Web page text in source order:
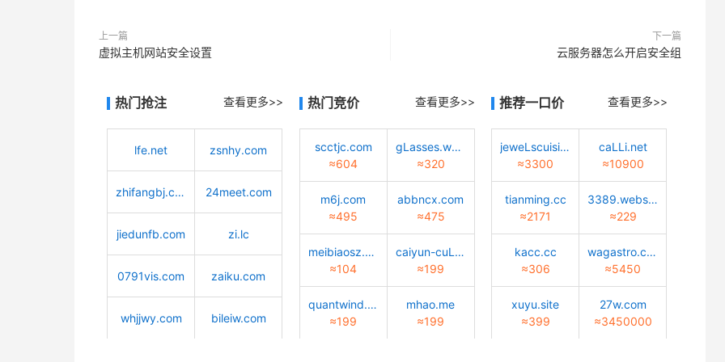
上一篇
虚拟主机网站安全设置
下一篇
云服务器怎么开启安全组
热门抢注 查看更多>>
lfe.net zsnhy.com
zhifangbj.com 24meet.com
jiedunfb.com zi.lc
0791vis.com zaiku.com
whjjwy.com bileiw.com
热门竞价 查看更多>>
scctjc.com
≈604
gLasses.worLd
≈320
m6j.com
≈495
abbncx.com
≈475
meibiaosz.com
≈104
caiyun-cuLture.com
≈199
quantwind.com
≈199
mhao.me
≈199
推荐一口价 查看更多>>
jeweLscuisine.com
≈3300
caLLi.net
≈10900
tianming.cc
≈2171
3389.website
≈229
kacc.cc
≈306
wagastro.com
≈5450
xuyu.site
≈399
27w.com
≈3450000